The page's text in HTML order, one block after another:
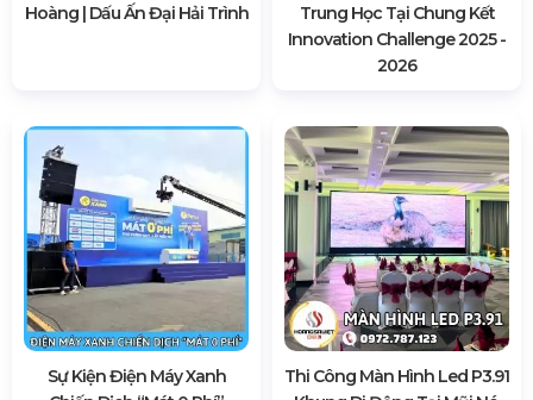
Hoàng | Dấu Ấn Đại Hải Trình
Trung Học Tại Chung Kết
Innovation Challenge 2025 -
2026
Sự Kiện Điện Máy Xanh
Thi Công Màn Hình Led P3.91